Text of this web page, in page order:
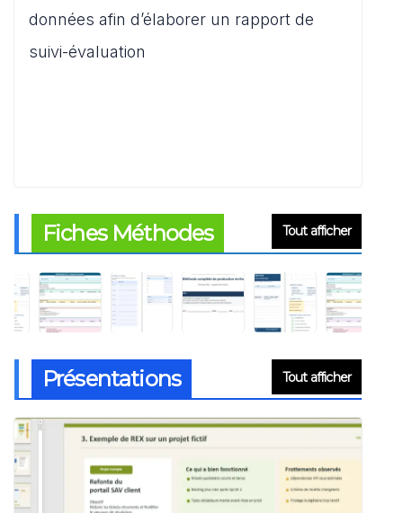
A
p
b
o
t
d
données afin d’élaborer un rapport de
suivi-évaluation
Fiches Méthodes Tout afficher
Présentations Tout afficher
PRÉSENTATIONS PPT
Automatiser une présentation
SWOT dans PowerPoint :
méthode, outils et exécution
pas à pas